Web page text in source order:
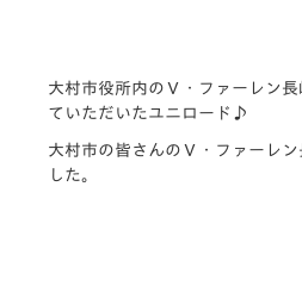
大村市役所内のＶ・ ファーレン
ていただいたユニロード♪
大村市の皆さんのＶ・ファーレ
した。